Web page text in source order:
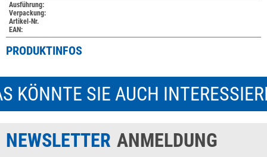
Ausführung:
Verpackung:
Artikel-Nr.
EAN:
PRODUKTINFOS
KÖNNTE SIE AUCH
NEWSLETTER ANMELDUNG